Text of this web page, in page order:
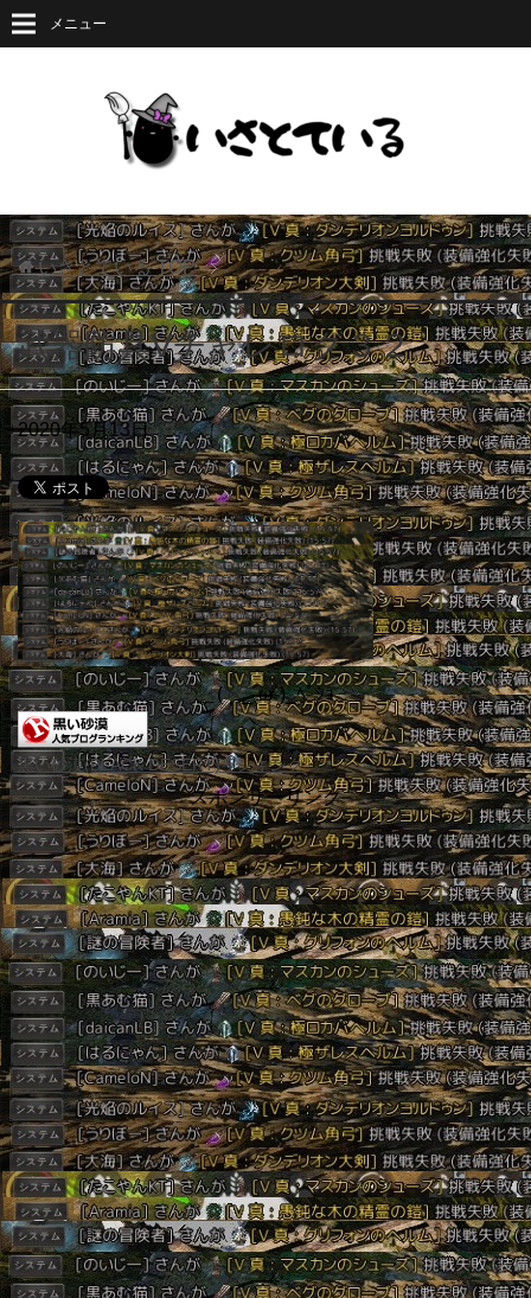
メニュー
いさとているTOP
武器防具Vチャレログ３２
2020年5月13日
＿( _´ω`)_ﾍﾟｼｮ
黒い砂漠(BLACK DESERT)ランキング
スポンサーリンク